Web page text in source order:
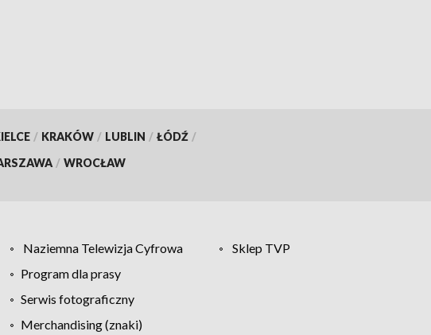
/ KRAKÓW / LUBLIN / ŁÓDŹ /
/ WROCŁAW
Naziemna Telewizja Cyfrowa
Sklep TVP
Program dla prasy
Serwis fotograficzny
Merchandising (znaki)